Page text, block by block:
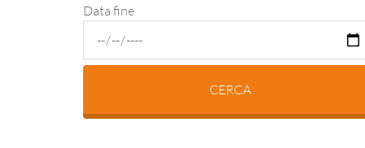
Data fine